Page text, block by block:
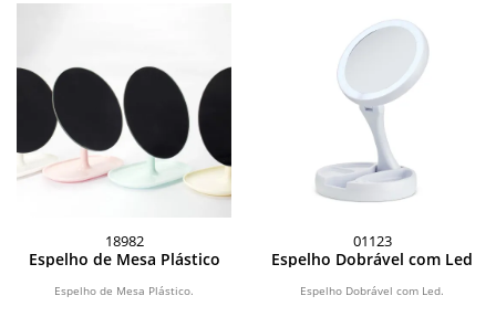
18982
Espelho de Mesa Plástico
Espelho de Mesa Plástico.
01123
Espelho Dobrável com Led
Espelho Dobrável com Led.